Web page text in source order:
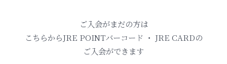
ご入会がまだの方は
こちらからJRE POINTバーコード ・ JRE CARDの
ご入会ができます